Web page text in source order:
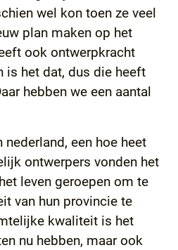
wel kon toen ze veel
plan maken op het
ook ontwerpkracht
is het dat, dus die heeft
hebben we een aantal
een hoe heet
ontwerpers vonden het
leven geroepen om te
van hun provincie te
kwaliteit is het
nu hebben, maar ook